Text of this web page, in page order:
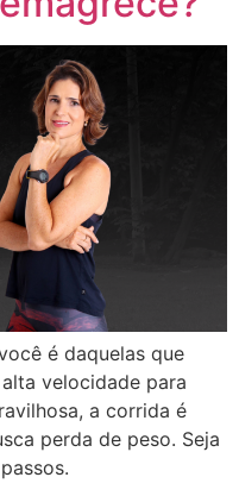
é daquelas que
velocidade para
a corrida é
perda de peso. Seja